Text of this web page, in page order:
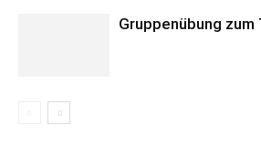
Gruppenübung zum